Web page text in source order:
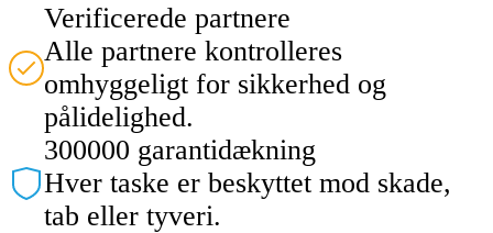
Verificerede partnere
Alle partnere kontrolleres
omhyggeligt for sikkerhed og
pålidelighed.
300000 garantidækning
Hver taske er beskyttet mod skade,
tab eller tyveri.